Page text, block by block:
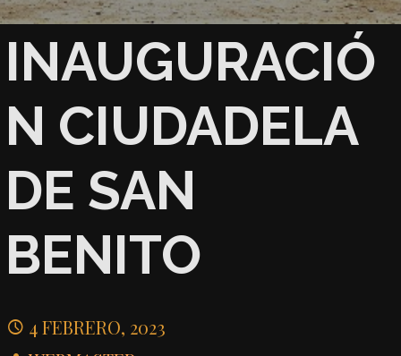
INAUGURACIÓ
N CIUDADELA
DE SAN
BENITO
4 FEBRERO, 2023